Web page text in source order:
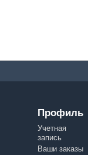
Профиль
Учетная
запись
Ваши заказы